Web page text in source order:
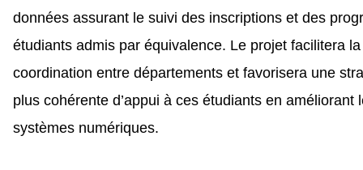
données assurant le suivi des inscriptions et des
étudiants admis par équivalence. Le projet facilitera la
coordination entre départements et favorisera une
plus cohérente d’appui à ces étudiants en améliorant
systèmes numériques.